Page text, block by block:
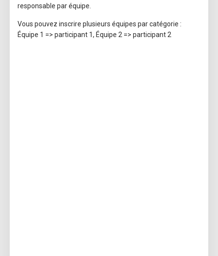
responsable par équipe.
Vous pouvez inscrire plusieurs équipes par catégorie :
Équipe 1 => participant 1, Équipe 2 => participant 2